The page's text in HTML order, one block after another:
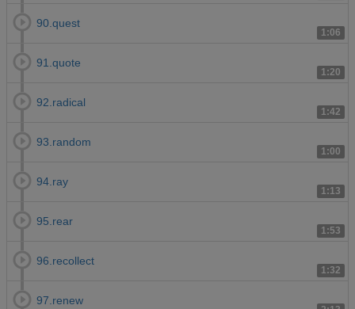
1:06
90.quest
1:20
91.quote
1:42
92.radical
1:00
93.random
1:13
94.ray
1:53
95.rear
1:32
96.recollect
97.renew